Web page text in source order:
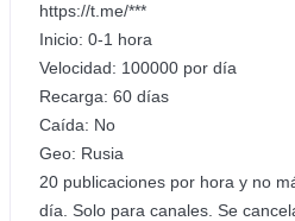
https://t.me/***
Inicio: 0-1 hora
Velocidad: 100000 por día
Recarga: 60 días
Caída: No
Geo: Rusia
20 publicaciones por hora y no
día. Solo para canales. Se